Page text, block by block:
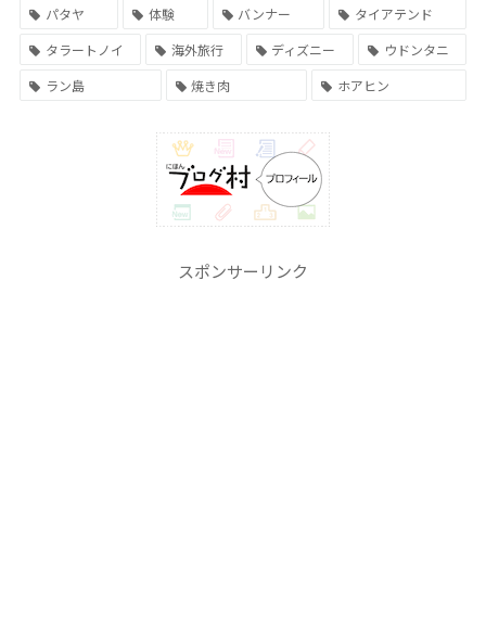
パタヤ
体験 バンナー
タイアテンド
タラートノイ
海外旅行 ディズニー
ウドンタニ
ラン島
焼き肉 ホアヒン
スポンサーリンク